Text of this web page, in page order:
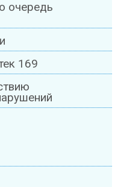
очередь
169